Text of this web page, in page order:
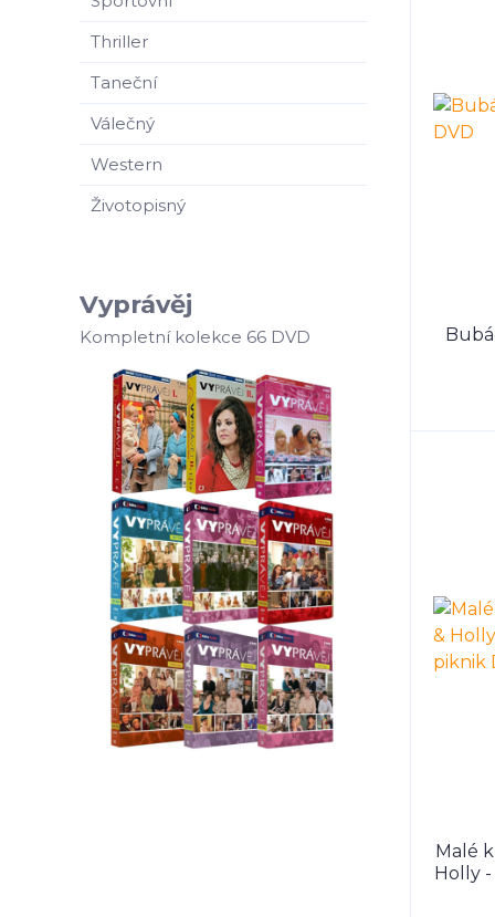
Thriller
Taneční
Válečný
Western
Životopisný
Vyprávěj
Kompletní kolekce 66 DVD
Malé
Holly